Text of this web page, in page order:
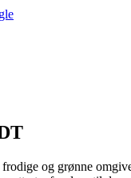
og grønne